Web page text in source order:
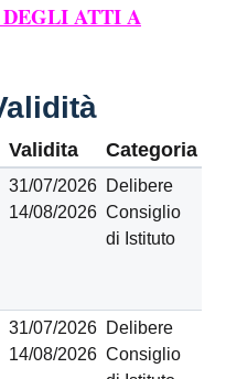
DEGLI ATTI A
Validita Categoria
31/07/2026
14/08/2026
Delibere
Consiglio
di Istituto
31/07/2026
14/08/2026
Delibere
Consiglio